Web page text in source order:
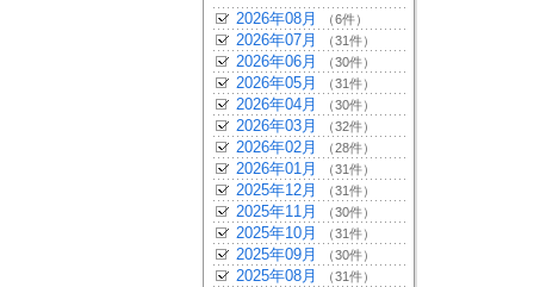
2026年08月 （6件）
2026年07月 （31件）
2026年06月 （30件）
2026年05月 （31件）
2026年04月 （30件）
2026年03月 （32件）
2026年02月 （28件）
2026年01月 （31件）
2025年12月 （31件）
2025年11月 （30件）
2025年10月 （31件）
2025年09月 （30件）
2025年08月 （31件）